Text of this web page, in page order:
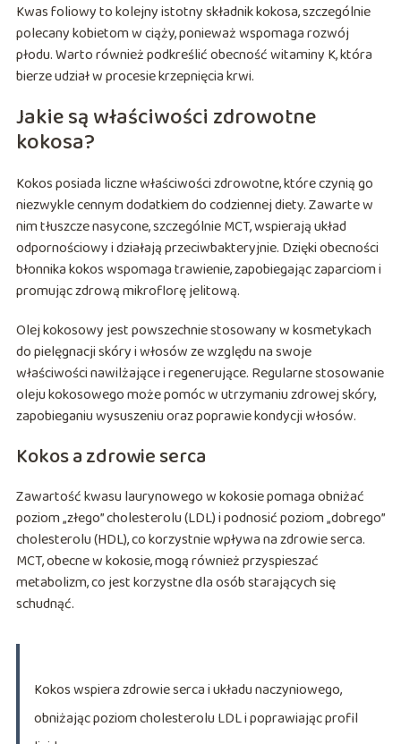
Kwas foliowy to kolejny istotny składnik kokosa, szczególnie
polecany kobietom w ciąży, ponieważ wspomaga rozwój
płodu. Warto również podkreślić obecność witaminy K, która
bierze udział w procesie krzepnięcia krwi.
Jakie są właściwości zdrowotne
kokosa?
Kokos posiada liczne właściwości zdrowotne, które czynią go
niezwykle cennym dodatkiem do codziennej diety. Zawarte w
nim tłuszcze nasycone, szczególnie MCT, wspierają układ
odpornościowy i działają przeciwbakteryjnie. Dzięki obecności
błonnika kokos wspomaga trawienie, zapobiegając zaparciom i
promując zdrową mikroflorę jelitową.
Olej kokosowy jest powszechnie stosowany w kosmetykach
do pielęgnacji skóry i włosów ze względu na swoje
właściwości nawilżające i regenerujące. Regularne stosowanie
oleju kokosowego może pomóc w utrzymaniu zdrowej skóry,
zapobieganiu wysuszeniu oraz poprawie kondycji włosów.
Kokos a zdrowie serca
Zawartość kwasu laurynowego w kokosie pomaga obniżać
poziom „złego” cholesterolu (LDL) i podnosić poziom „dobrego”
cholesterolu (HDL), co korzystnie wpływa na zdrowie serca.
MCT, obecne w kokosie, mogą również przyspieszać
metabolizm, co jest korzystne dla osób starających się
schudnąć.
Kokos wspiera zdrowie serca i układu naczyniowego,
obniżając poziom cholesterolu LDL i poprawiając profil